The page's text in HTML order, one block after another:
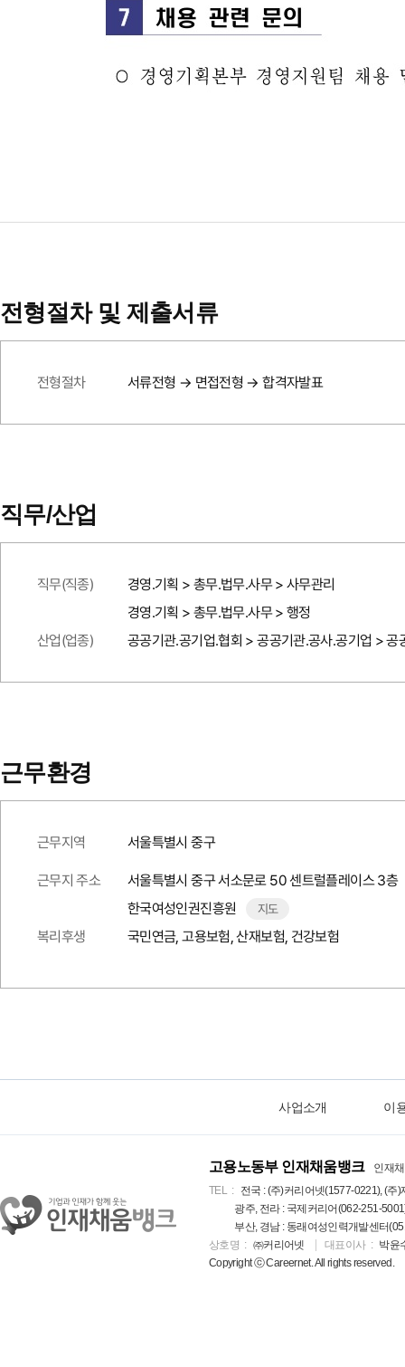
전형절차 및 제출서류
전형절차 서류전형 → 면접전형 → 합격자발표
직무/산업
직무(직종)
경영.기획 > 총무.법무.사무 > 사무관리
경영.기획 > 총무.법무.사무 > 행정
산업(업종)
공공기관.공기업.협회 > 공공기관.공사.공기업 > 공
근무환경
근무지역 서울특별시 중구
근무지 주소
서울특별시 중구 서소문로 50 센트럴플레이스 3층
한국여성인권진흥원
지도
복리후생 국민연금, 고용보험, 산재보험, 건강보험
사업소개 이
고용노동부 인재채움뱅크
인재
TEL
전국 : (주)커리어넷(1577-0221), (
광주, 전라 : 국제커리어(062-251-
부산, 경남 : 동래여성인력개발센터
상호명
㈜커리어넷 대표이사
박윤
Copyright ⓒ Careernet. All rights reserved.